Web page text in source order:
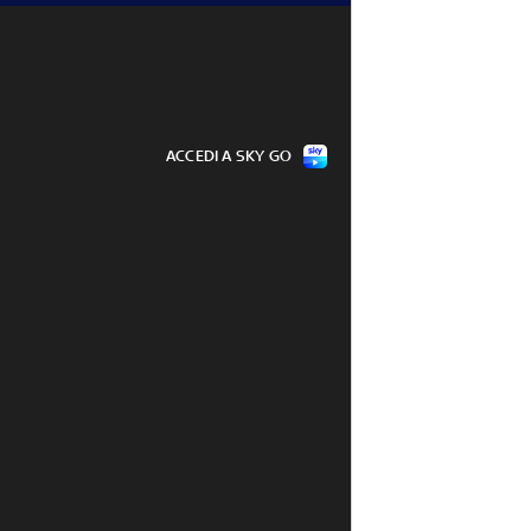
ACCEDI A SKY GO